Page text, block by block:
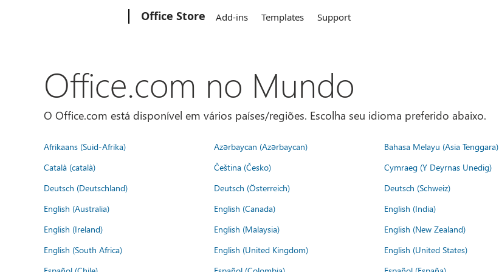
Office Store Add-ins Templates Support
Office.com no Mundo
O Office.com está disponível em vários países/regiões. Escolha seu idioma preferido abaixo.
Afrikaans (Suid-Afrika) Azərbaycan (Azərbaycan) Bahasa Melayu (Asia Tenggara)
Català (català)
Čeština (Česko) Cymraeg (Y Deyrnas Unedig)
Deutsch (Deutschland)
Deutsch (Österreich) Deutsch (Schweiz)
English (Australia)
English (Canada) English (India)
English (Ireland)
English (Malaysia) English (New Zealand)
English (South Africa)
English (United Kingdom) English (United States)